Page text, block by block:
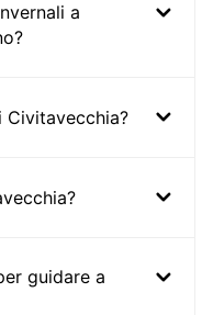
a
guidare a